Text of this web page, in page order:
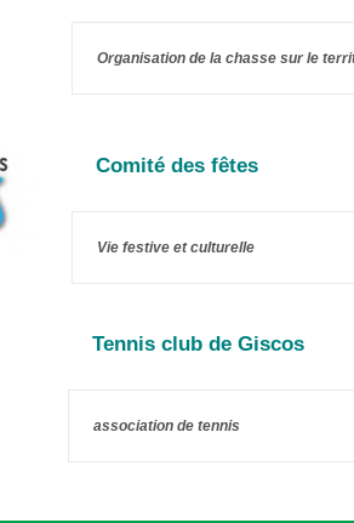
Organisation de la chasse sur le
Comité des fêtes
Vie festive et culturelle
Tennis club de Giscos
association de tennis